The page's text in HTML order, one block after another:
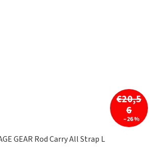
€20,5
6
–26 %
GEAR Rod Carry All Strap L